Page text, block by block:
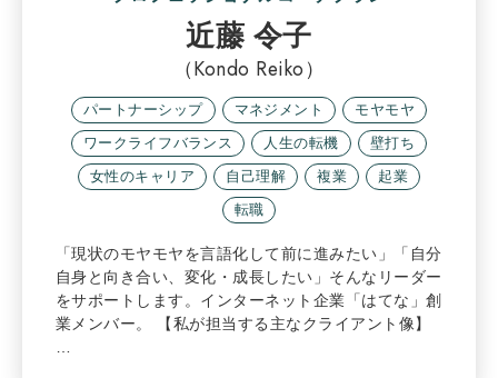
近藤 令子
（Kondo Reiko）
パートナーシップ マネジメント
モヤモヤ
ワークライフバランス
人生の転機
壁打ち
女性のキャリア
自己理解 複業
起業
転職
「現状のモヤモヤを言語化して前に進みたい」「自分
自身と向き合い、変化・成長したい」そんなリーダー
をサポートします。インターネット企業「はてな」創
業メンバー。 【私が担当する主なクライアント像】
…